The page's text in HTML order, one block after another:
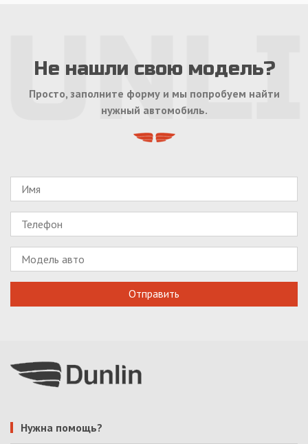
Не нашли свою модель?
Просто, заполните форму и мы попробуем найти
нужный автомобиль.
Нужна помощь?